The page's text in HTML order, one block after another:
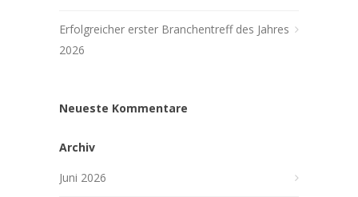
Erfolgreicher erster Branchentreff des Jahres
2026
Neueste Kommentare
Archiv
Juni 2026